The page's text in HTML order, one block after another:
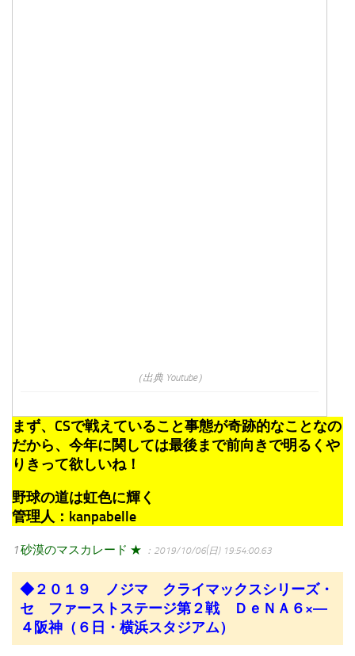
（出典 Youtube）
まず、CSで戦えていること事態が奇跡的なことなの
だから、今年に関しては最後まで前向きで明るくや
りきって欲しいね！
野球の道は虹色に輝く
管理人：kanpabelle
1砂漠のマスカレード ★ ：2019/10/06(日) 19:54:00.63
◆２０１９ ノジマ クライマックスシリーズ・
セ ファーストステージ第２戦 ＤｅＮＡ６×―
４阪神（６日・横浜スタジアム）